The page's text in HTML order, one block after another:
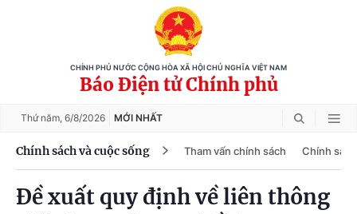
CHÍNH PHỦ NƯỚC CỘNG HÒA XÃ HỘI CHỦ NGHĨA VIỆT NAM
Báo Điện tử Chính phủ
Thứ năm, 6/8/2026 MỚI NHẤT
Chính sách và cuộc sống Tham vấn chính sách Chính
Đề xuất quy định về liên thông